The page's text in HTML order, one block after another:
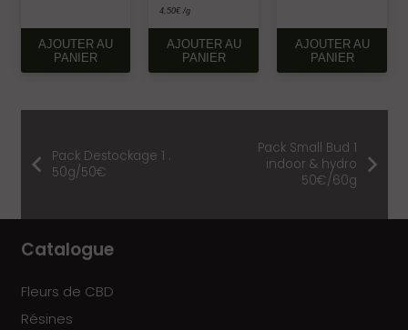
AJOUTER AU
PANIER
4,50€ /g
AJOUTER AU
PANIER
AJOUTER AU
PANIER
Pack Destockage 1 .
50g/50€
Pack Small Bud 1
indoor & hydro
50€/60g
Catalogue
Fleurs de CBD
Résines